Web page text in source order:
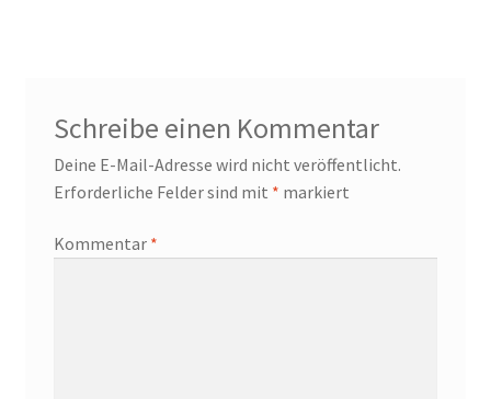
Schreibe einen Kommentar
Deine E-Mail-Adresse wird nicht veröffentlicht.
Erforderliche Felder sind mit * markiert
Kommentar *